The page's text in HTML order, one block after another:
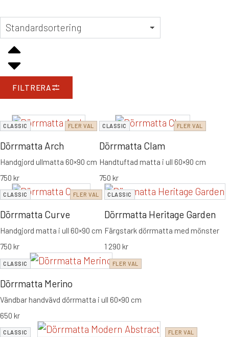
FILTRERA
CLASSIC FLER VAL
Dörrmatta Arch
Handgjord ullmatta 60×90 cm
750 kr
CLASSIC FLER VAL
Dörrmatta Clam
Handtuftad matta i ull 60×90 cm
750 kr
CLASSIC FLER VAL
Dörrmatta Curve
Handgjord matta i ull 60×90 cm
750 kr
CLASSIC
Dörrmatta Heritage Garden
Färgstark dörrmatta med mönster
1 290 kr
CLASSIC FLER VAL
Dörrmatta Merino
Vändbar handvävd dörrmatta i ull 60×90 cm
650 kr
CLASSIC FLER VAL